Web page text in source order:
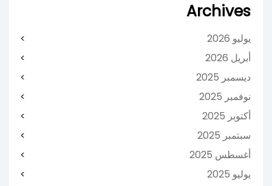
Archives
يوليو 2026
أبريل 2026
ديسمبر 2025
نوفمبر 2025
أكتوبر 2025
سبتمبر 2025
أغسطس 2025
يوليو 2025